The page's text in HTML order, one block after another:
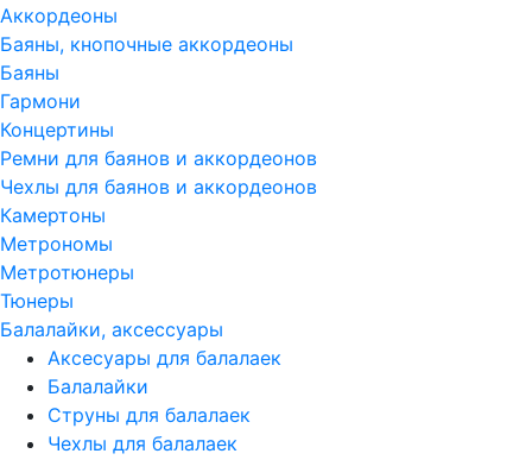
Аккордеоны
Баяны, кнопочные аккордеоны
Баяны
Гармони
Концертины
Ремни для баянов и аккордеонов
Чехлы для баянов и аккордеонов
Камертоны
Метрономы
Метротюнеры
Тюнеры
Балалайки, аксессуары
Аксесуары для балалаек
Балалайки
Струны для балалаек
Чехлы для балалаек